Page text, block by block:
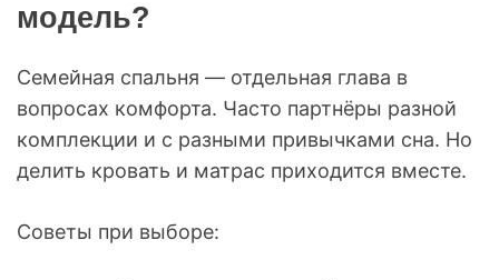
модель?
Семейная спальня — отдельная глава в
вопросах комфорта. Часто партнёры разной
комплекции и с разными привычками сна. Но
делить кровать и матрас приходится вместе.
Советы при выборе: